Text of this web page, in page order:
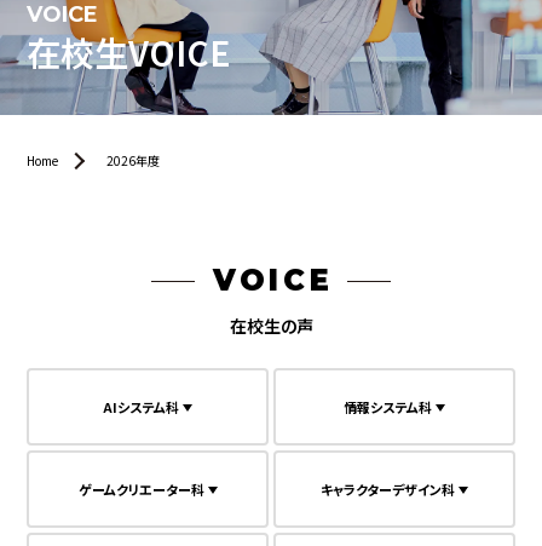
VOICE
在校生VOICE
Home 2026年度
VOICE
在校生の声
AIシステム科 情報システム科
ゲームクリエーター科 キャラクターデザイン科